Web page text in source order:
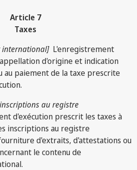
Article 7
Taxes
international]L'enregistrement
d'origine et indication
au paiement de la taxe prescrite
au registre
d'exécution prescrit les taxes à
inscriptions au registre
d'extraits, d'attestations ou
le contenu de